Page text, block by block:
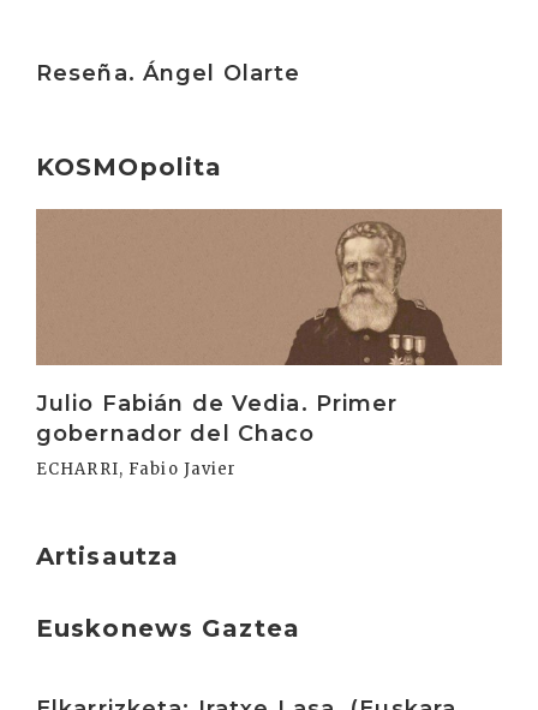
Reseña. Ángel Olarte
KOSMOpolita
Julio Fabián de Vedia. Primer
gobernador del Chaco
ECHARRI, Fabio Javier
Artisautza
Euskonews Gaztea